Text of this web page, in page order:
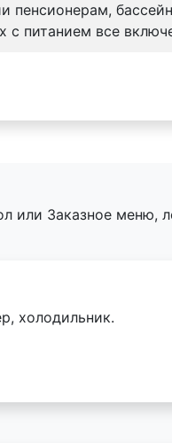
пенсионерам,
с питанием все
или Заказное меню,
холодильник.